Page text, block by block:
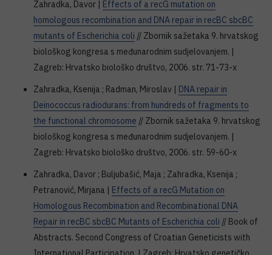
Zahradka, Davor | Effects of a recG mutation on
homologous recombination and DNA repair in recBC sbcBC
mutants of Escherichia coli // Zbornik sažetaka 9. hrvatskog
biološkog kongresa s međunarodnim sudjelovanjem. |
Zagreb: Hrvatsko biološko društvo, 2006. str. 71-73-x
Zahradka, Ksenija ; Radman, Miroslav | DNA repair in
Deinococcus radiodurans: from hundreds of fragments to
the functional chromosome // Zbornik sažetaka 9. hrvatskog
biološkog kongresa s međunarodnim sudjelovanjem. |
Zagreb: Hrvatsko biološko društvo, 2006. str. 59-60-x
Zahradka, Davor ; Buljubašić, Maja ; Zahradka, Ksenija ;
Petranović, Mirjana | Effects of a recG Mutation on
Homologous Recombination and Recombinational DNA
Repair in recBC sbcBC Mutants of Escherichia coli // Book of
Abstracts. Second Congress of Croatian Geneticists with